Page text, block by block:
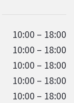
10:00 – 18:00
10:00 – 18:00
10:00 – 18:00
10:00 – 18:00
10:00 – 18:00